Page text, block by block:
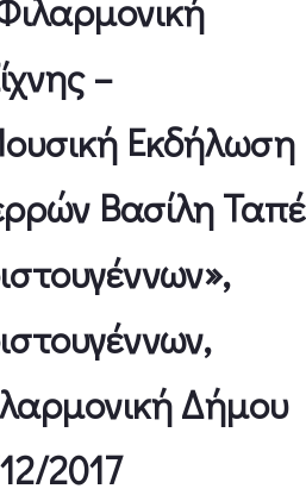
–
Εκδήλωση
Βασίλη Ταπέ
Δήμου
2017